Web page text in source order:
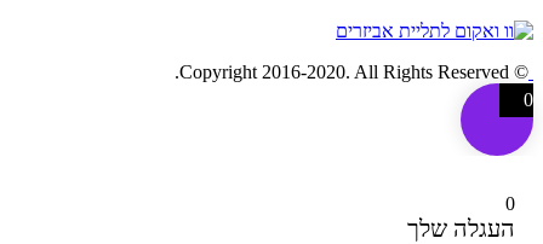
© Copyright 2016-2020. All Rights Reserved.
0
0
העגלה שלך